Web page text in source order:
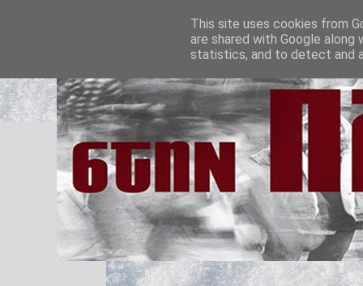
This site uses cookies from
are shared with Google
statistics, and to detect and